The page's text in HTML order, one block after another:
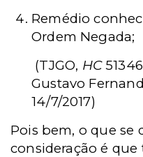
Remédio
Ordem Negada;
(TJGO, HC
Gustavo
14/7/2017)
Pois bem, o que se
consideração é que